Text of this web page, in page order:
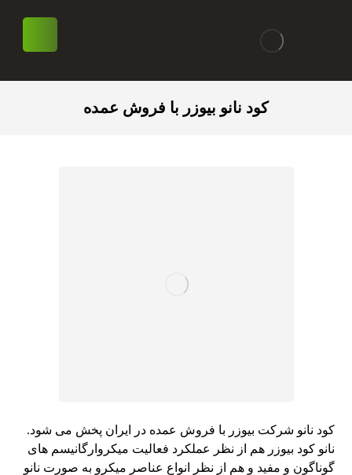
کود نانو بیوزر با فروش عمده
کود نانو شرکت بیوزر با فروش عمده در ایران پخش می شود.
نانو کود بیوزر هم از نظر عملکرد فعالیت میکروارگانیسم های
گوناگون و مفید و هم از نظر انواع عناصر میکرو به صورت نانو